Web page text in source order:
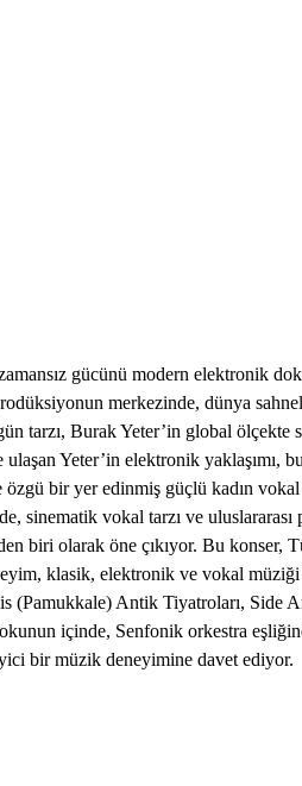
gücünü modern elektronik
merkezinde, dünya
tarzı, Burak Yeter’in global
Yeter’in elektronik yaklaşımı,
özgü bir yer edinmiş güçlü kadın
sinematik vokal tarzı ve
biri olarak öne çıkıyor. Bu
klasik, elektronik ve vokal
(Pamukkale) Antik Tiyatroları,
içinde, Senfonik orkestra
bir müzik deneyimine davet ediyor.